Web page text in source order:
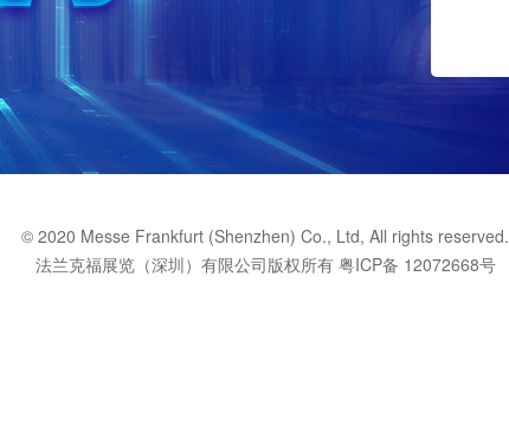
© 2020 Messe Frankfurt (Shenzhen) Co., Ltd, All rights reserved.
法兰克福展览（深圳）有限公司版权所有 粤ICP备 12072668号